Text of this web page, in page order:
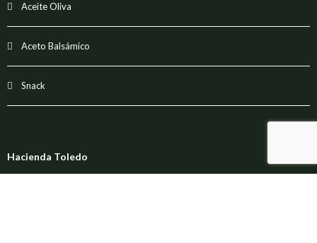
Aceite Oliva
Aceto Balsámico
Snack
Hacienda Toledo